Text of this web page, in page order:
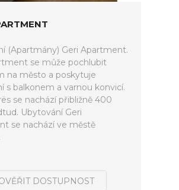
(Apartmány) Geri Apartment.
se může pochlubit
na město a poskytuje
s balkonem a varnou konvicí.
se nachází přibližně 400
Ubytování Geri
se nachází ve městě
DOSTUPNOST